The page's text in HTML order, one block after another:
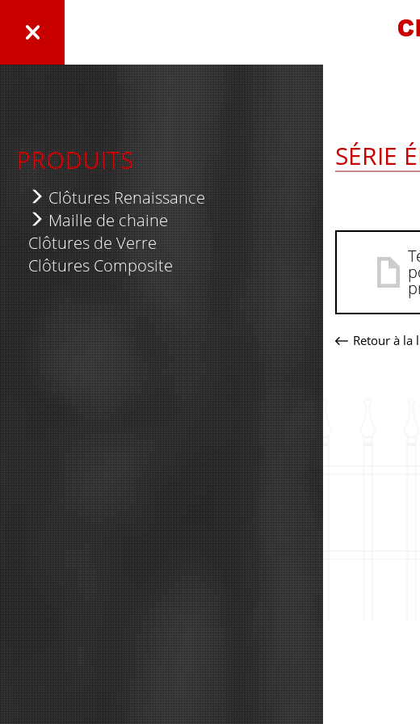
PRODUITS
Clôtures Renaissance
Série Élégante
Série Royale
Série Suprême
Série Nexus
Série 5000
Maille de chaine
Clôtures Résidentielles
Clôtures Industrielles
Lattes de Plastique
Panneau temporaire
Clôtures de Verre
Clôtures Composite
SÉRIE
Retour à la